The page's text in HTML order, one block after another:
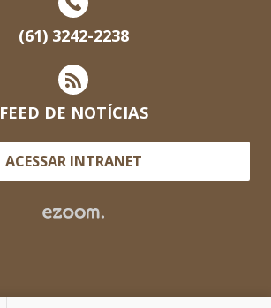
(61) 3242-2238
FEED DE NOTÍCIAS
ACESSAR INTRANET